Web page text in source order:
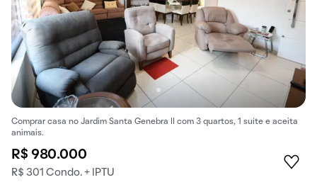
Comprar casa no Jardim Santa Genebra II com 3 quartos, 1 suíte e aceita
animais.
R$ 980.000
R$ 301 Condo. + IPTU